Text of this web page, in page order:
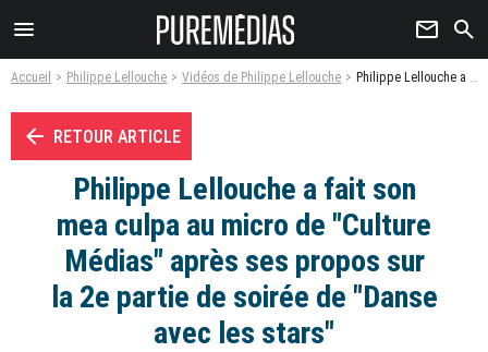
menu newsletter search
Accueil Philippe Lellouche Vidéos de Philippe Lellouche Philippe Lellouche a fait son mea culpa au micro de "Culture Médias" après ses propos sur la 2e partie de soirée de "Danse avec les stars" - Vidéo
arrow_left RETOUR ARTICLE
Philippe Lellouche a fait son
mea culpa au micro de "Culture
Médias" après ses propos sur
la 2e partie de soirée de "Danse
avec les stars"